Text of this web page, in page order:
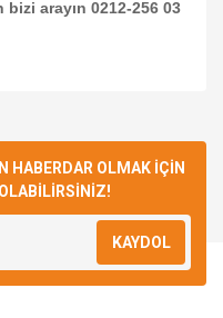
arayın 0212-256 03
görüntülenemiyor.
HABERDAR OLMAK İÇİN
KAYDOL